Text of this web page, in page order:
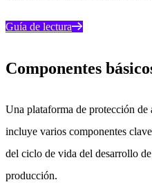
Guía de lectura
Componentes
Una plataforma de protección
incluye varios componentes
del ciclo de vida del desarrollo
producción.